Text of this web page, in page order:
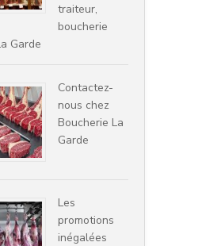
traiteur,
boucherie
Garde
Contactez-
nous chez
Boucherie La
Garde
Les
promotions
inégalées